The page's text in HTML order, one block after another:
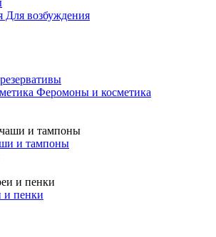
Для возбуждения
Феромоны и косметика
и тампоны
пенки